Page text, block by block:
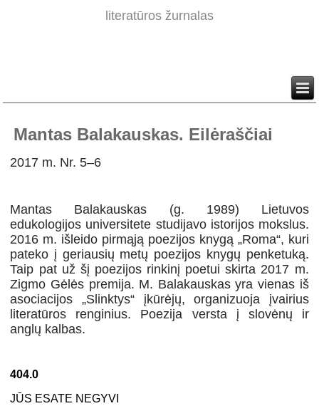
literatūros žurnalas
Mantas Balakauskas. Eilėraščiai
2017 m. Nr. 5–6
Mantas Balakauskas (g. 1989) Lietuvos
edukologijos universitete studijavo istorijos mokslus.
2016 m. išleido pirmąją poezijos knygą „Roma“, kuri
pateko į geriausių metų poezijos knygų penketuką.
Taip pat už šį poezijos rinkinį poetui skirta 2017 m.
Zigmo Gėlės premija. M. Balakauskas yra vienas iš
asociacijos „Slinktys“ įkūrėjų, organizuoja įvairius
literatūros renginius. Poezija versta į slovėnų ir
anglų kalbas.
404.0
JŪS ESATE NEGYVI